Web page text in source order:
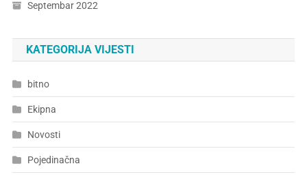
Septembar 2022
KATEGORIJA VIJESTI
bitno
Ekipna
Novosti
Pojedinačna